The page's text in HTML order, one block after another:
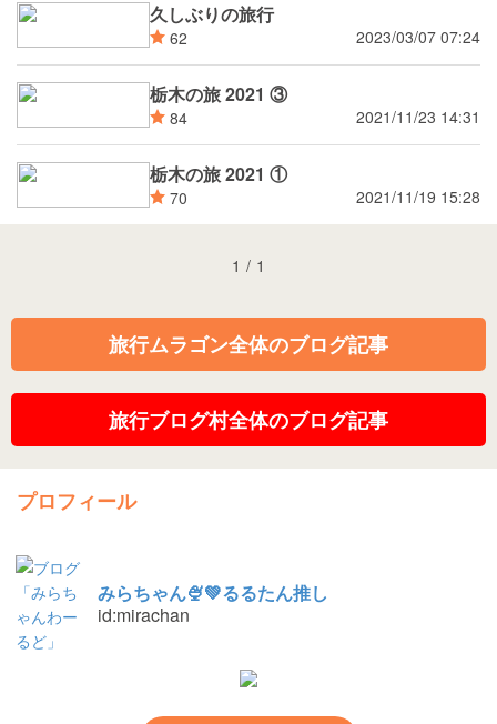
久しぶりの旅行
62 2023/03/07 07:24
栃木の旅 2021 ③
84 2021/11/23 14:31
栃木の旅 2021 ①
70 2021/11/19 15:28
1 / 1
旅行ムラゴン全体のブログ記事
旅行ブログ村全体のブログ記事
プロフィール
みらちゃん🍨💚るるたん推し
id:mirachan